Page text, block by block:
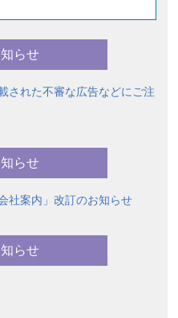
らせ
された不審な広告などにご注
らせ
社案内」改訂のお知らせ
らせ